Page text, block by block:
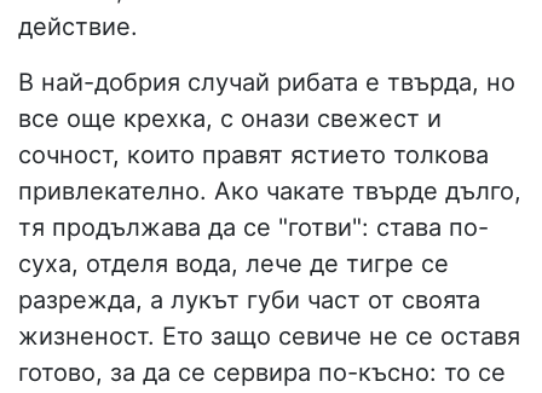
действие.
В най-добрия случай рибата е твърда, но
все още крехка, с онази свежест и
сочност, които правят ястието толкова
привлекателно. Ако чакате твърде дълго,
тя продължава да се "готви": става по-
суха, отделя вода, лече де тигре се
разрежда, а лукът губи част от своята
жизненост. Ето защо севиче не се оставя
готово, за да се сервира по-късно: то се